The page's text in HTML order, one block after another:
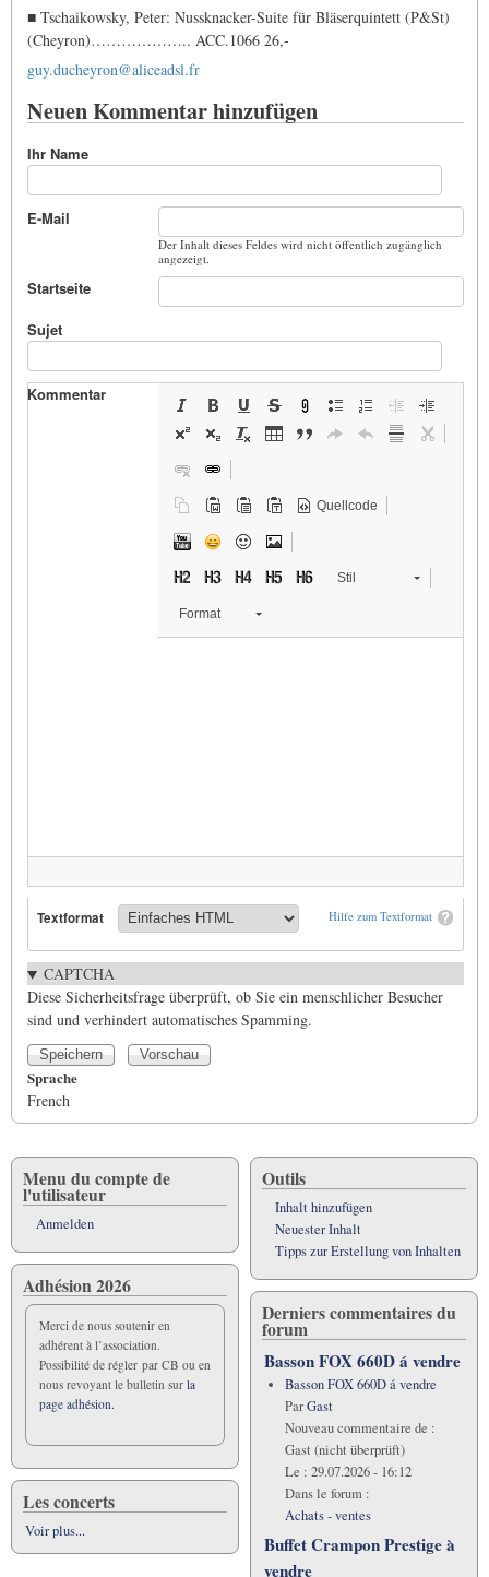
■ Tschaikowsky, Peter: Nussknacker-Suite für Bläserquintett (P&St)
(Cheyron)……………….. ACC.1066 26,-
guy.ducheyron@aliceadsl.fr
Neuen Kommentar hinzufügen
Ihr Name
E-Mail
Der Inhalt dieses Feldes wird nicht öffentlich zugänglich
angezeigt.
Startseite
Sujet
Kommentar
Quellcode
Stil
Format
Hilfe zum Textformat
Textformat
CAPTCHA
Diese Sicherheitsfrage überprüft, ob Sie ein menschlicher Besucher
sind und verhindert automatisches Spamming.
Sprache
French
Menu du compte de
l'utilisateur
Anmelden
Adhésion 2026
Merci de nous soutenir en
adhérent à l’association.
Possibilité de régler par CB ou en
nous revoyant le bulletin sur la
page adhésion.
Les concerts
Voir plus...
Outils
Inhalt hinzufügen
Neuester Inhalt
Tipps zur Erstellung von Inhalten
Derniers commentaires du
forum
Basson FOX 660D á vendre
Basson FOX 660D á vendre
ParGast
Nouveau commentaire de :
Gast (nicht überprüft)
Le : 29.07.2026 - 16:12
Dans le forum :
Achats - ventes
Buffet Crampon Prestige à
vendre